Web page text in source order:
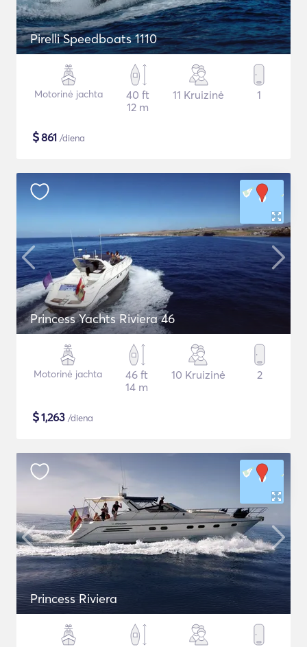
Pirelli Speedboats 1110
Motorinė jachta
40 ft
12 m
11 Kruizinė 1
$861 /diena
Princess Yachts Riviera 46
Motorinė jachta
46 ft
14 m
10 Kruizinė 2
$1,263 /diena
Princess Riviera